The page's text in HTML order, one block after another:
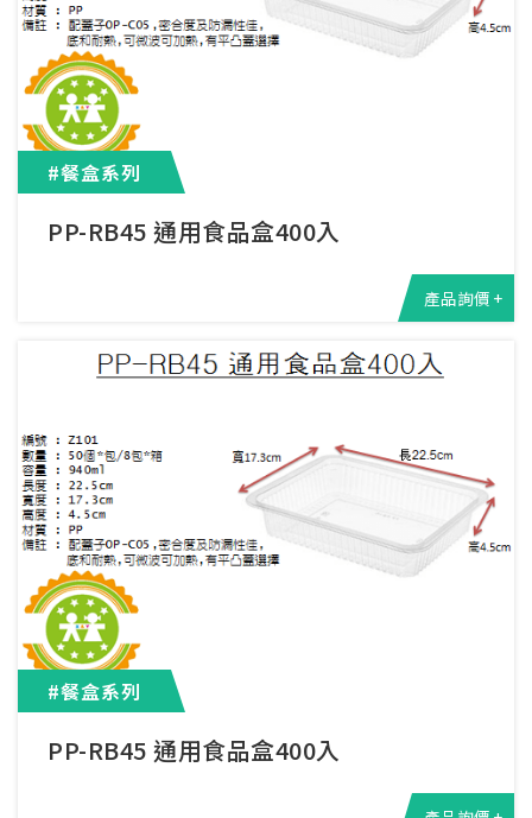
#餐盒系列
PP-RB45 通用食品盒400入
產品詢價 +
#餐盒系列
PP-RB45 通用食品盒400入